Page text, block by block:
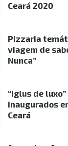
Ceará 2020
Pizzaria
viagem de
Nunca”
“Iglus de
inaugurados
Ceará